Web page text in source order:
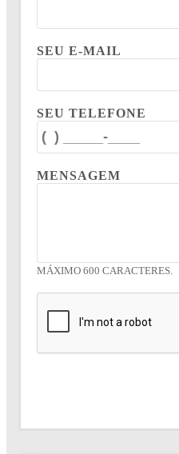
SEU E-MAIL
SEU TELEFONE
MENSAGEM
MÁXIMO 600 CARACTERES.